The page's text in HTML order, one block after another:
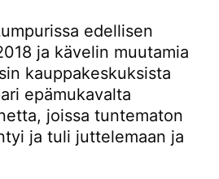
edellisen
ja kävelin muutamia
kauppakeskuksista
epämukavalta
joissa tuntematon
ja tuli juttelemaan ja